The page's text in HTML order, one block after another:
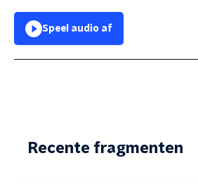
Speel audio af
Recente fragmenten